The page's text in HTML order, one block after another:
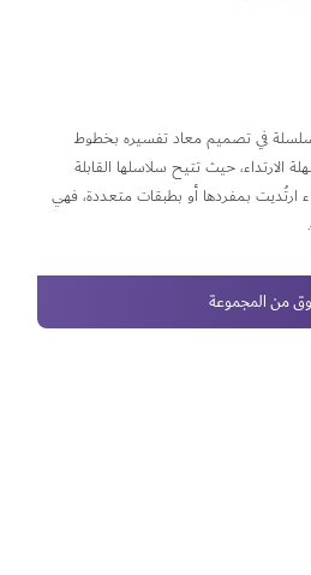
في تصميم معاد تفسيره بخطوط
الارتداء، حيث تتيح سلاسلها القابلة
ارتُديت بمفردها أو بطبقات متعددة، فهي
من المجموعة